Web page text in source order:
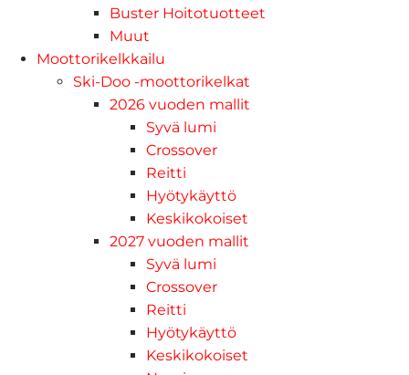
Buster Hoitotuotteet
Muut
Moottorikelkkailu
Ski-Doo -moottorikelkat
2026 vuoden mallit
Syvä lumi
Crossover
Reitti
Hyötykäyttö
Keskikokoiset
2027 vuoden mallit
Syvä lumi
Crossover
Reitti
Hyötykäyttö
Keskikokoiset